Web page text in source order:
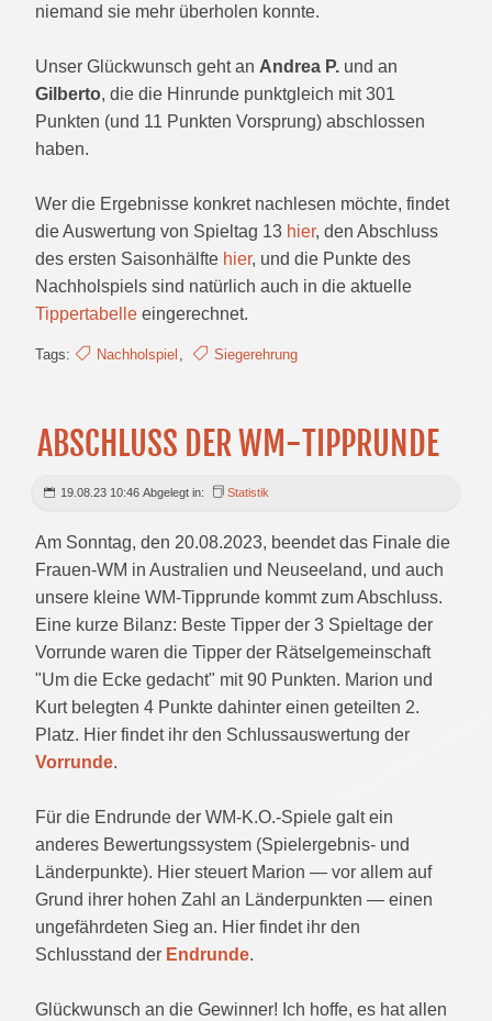
niemand sie mehr überholen konnte.
Unser Glückwunsch geht an Andrea P. und an
Gilberto, die die Hinrunde punktgleich mit 301
Punkten (und 11 Punkten Vorsprung) abschlossen
haben.
Wer die Ergebnisse konkret nachlesen möchte, findet
die Auswertung von Spieltag 13 hier, den Abschluss
des ersten Saisonhälfte hier, und die Punkte des
Nachholspiels sind natürlich auch in die aktuelle
Tippertabelle eingerechnet.
Tags: Nachholspiel , Siegerehrung
ABSCHLUSS DER WM-TIPPRUNDE
19.08.23 10:46 Abgelegt in: Statistik
Am Sonntag, den 20.08.2023, beendet das Finale die
Frauen-WM in Australien und Neuseeland, und auch
unsere kleine WM-Tipprunde kommt zum Abschluss.
Eine kurze Bilanz: Beste Tipper der 3 Spieltage der
Vorrunde waren die Tipper der Rätselgemeinschaft
"Um die Ecke gedacht" mit 90 Punkten. Marion und
Kurt belegten 4 Punkte dahinter einen geteilten 2.
Platz. Hier findet ihr den Schlussauswertung der
Vorrunde.
Für die Endrunde der WM-K.O.-Spiele galt ein
anderes Bewertungssystem (Spielergebnis- und
Länderpunkte). Hier steuert Marion — vor allem auf
Grund ihrer hohen Zahl an Länderpunkten — einen
ungefährdeten Sieg an. Hier findet ihr den
Schlusstand der Endrunde.
Glückwunsch an die Gewinner! Ich hoffe, es hat allen